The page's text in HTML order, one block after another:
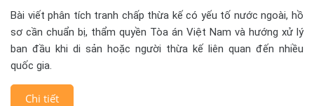
Bài viết phân tích tranh chấp thừa kế có yếu tố nước ngoài, hồ
sơ cần chuẩn bị, thẩm quyền Tòa án Việt Nam và hướng xử lý
ban đầu khi di sản hoặc người thừa kế liên quan đến nhiều
quốc gia.
Chi tiết